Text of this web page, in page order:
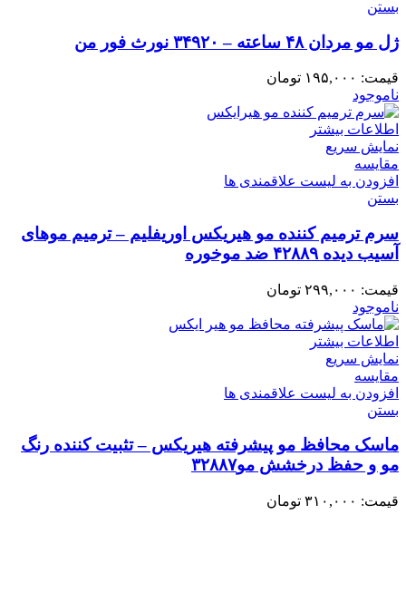
بستن
ژل مو مردان ۴۸ ساعته – ۳۴۹۲۰ نورث فور من
قیمت: ۱۹۵,۰۰۰ تومان
ناموجود
اطلاعات بیشتر
نمایش سریع
مقایسه
افزودن به لیست علاقمندی ها
بستن
سرم ترمیم کننده مو هیریکس اوریفلیم – ترمیم موهای
آسیب دیده ۴۲۸۸۹ ضد موخوره
قیمت: ۲۹۹,۰۰۰ تومان
ناموجود
اطلاعات بیشتر
نمایش سریع
مقایسه
افزودن به لیست علاقمندی ها
بستن
ماسک محافظ مو پیشرفته هیریکس – تثبیت کننده رنگ
مو و حفظ درخشش مو۳۲۸۸۷
قیمت: ۳۱۰,۰۰۰ تومان